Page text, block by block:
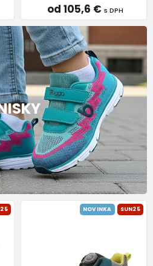
od 105,6 € s DPH
NOVINKA SUN25